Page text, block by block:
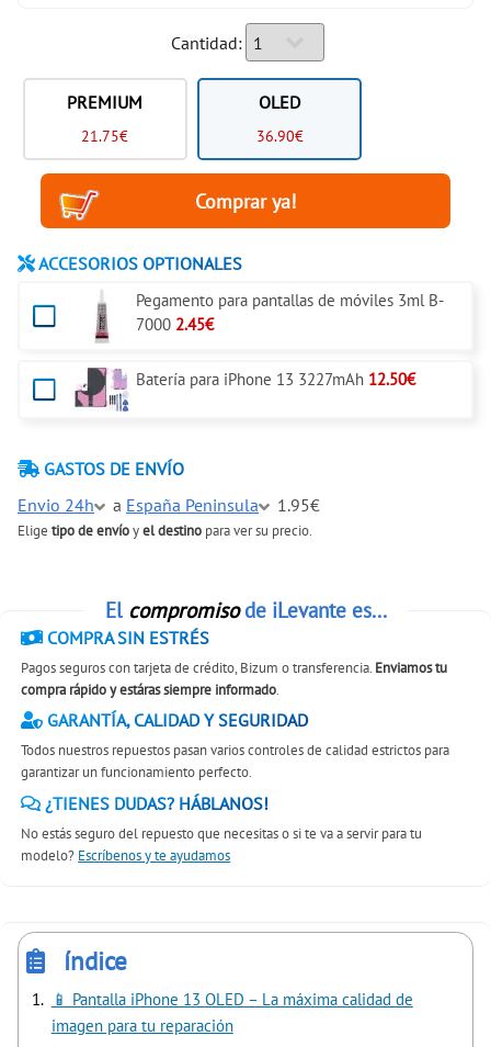
Cantidad:
PREMIUM
21.75€
OLED
36.90€
ACCESORIOS OPTIONALES
Pegamento para pantallas de móviles 3ml B-
7000 2.45€
Batería para iPhone 13 3227mAh 12.50€
GASTOS DE ENVÍO
Envio 24h
a España Peninsula 1.95€
Elige tipo de envíoyel destino para ver su precio.
El compromisode iLevante es...
COMPRA SIN ESTRÉS
Pagos seguros con tarjeta de crédito, Bizum o transferencia. Enviamos tu
compra rápido y estáras siempre informado.
GARANTÍA, CALIDAD Y SEGURIDAD
Todos nuestros repuestos pasan varios controles de calidad estrictos para
garantizar un funcionamiento perfecto.
¿TIENES DUDAS? HÁBLANOS!
No estás seguro del repuesto que necesitas o si te va a servir para tu
modelo? Escríbenos y te ayudamos
índice
📱 Pantalla iPhone 13 OLED – La máxima calidad de
imagen para tu reparación